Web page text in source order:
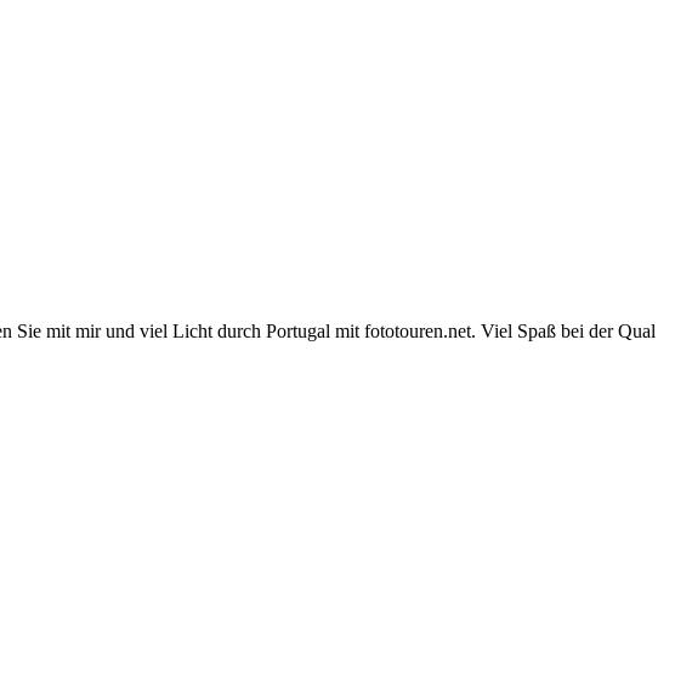
mit mir und viel Licht durch Portugal mit fototouren.net. Viel Spaß bei der Qual